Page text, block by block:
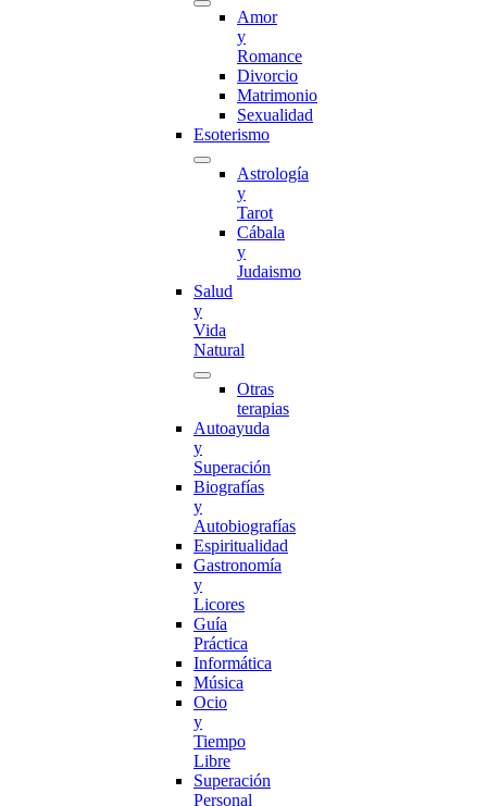
Amor
y
Romance
Divorcio
Matrimonio
Sexualidad
Esoterismo
Astrología
y
Tarot
Cábala
y
Judaismo
Salud
y
Vida
Natural
Otras
terapias
Autoayuda
y
Superación
Biografías
y
Autobiografías
Espiritualidad
Gastronomía
y
Licores
Guía
Práctica
Informática
Música
Ocio
y
Tiempo
Libre
Superación
Personal